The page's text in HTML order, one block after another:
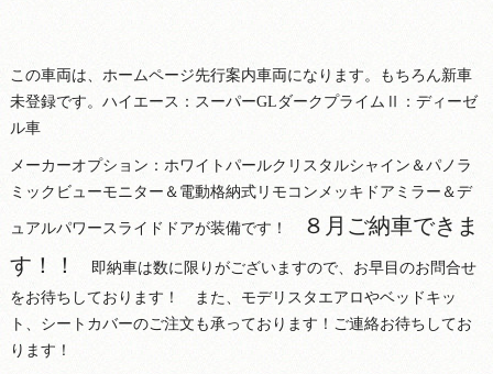
この車両は、ホームページ先行案内車両になります。もちろん新車
未登録です。ハイエース：スーパーGLダークプライムⅡ：ディーゼ
ル車
メーカーオプション：ホワイトパールクリスタルシャイン＆パノラ
ミックビューモニター＆電動格納式リモコンメッキドアミラー＆デ
ュアルパワースライドドアが装備です！
８月ご納車できま
す！！
即納車は数に限りがございますので、お早目のお問合せ
をお待ちしております！ また、モデリスタエアロやベッドキッ
ト、シートカバーのご注文も承っております！ご連絡お待ちしてお
ります！